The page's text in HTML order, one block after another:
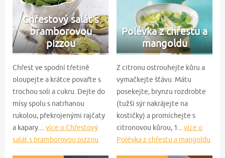
Chřestový salát s
bramborovou
pizzou
Chřest ve spodní třetině
oloupejte a krátce povařte s
trochou soli a cukru. Dejte do
mísy spolu s natrhanou
rukolou, překrojenými rajčaty
a kapary.... více o Chřestový
salát s bramborovou pizzou
Polévka z chřestu a
mangoldu
Z citronu ostrouhejte kůru a
vymačkejte šťávu. Mátu
posekejte, brynzu rozdrobte
(tužší sýr nakrájejte na
kostičky) a promíchejte s
citronovou kůrou, 1... více o
Polévka z chřestu a mangoldu